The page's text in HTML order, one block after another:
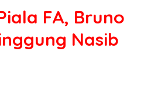
FA, Bruno
Nasib